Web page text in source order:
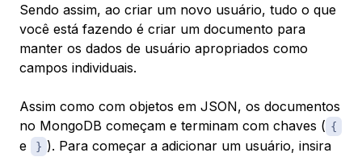
Sendo assim, ao criar um novo usuário, tudo o que
você está fazendo é criar um documento para
manter os dados de usuário apropriados como
campos individuais.
Assim como com objetos em JSON, os documentos
no MongoDB começam e terminam com chaves ( {
e } ). Para começar a adicionar um usuário, insira